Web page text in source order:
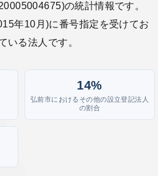
の統計情報です。
年10月)に番号指定を受けてお
いる法人です。
14%
弘前市におけるその他の設立登記法人
の割合